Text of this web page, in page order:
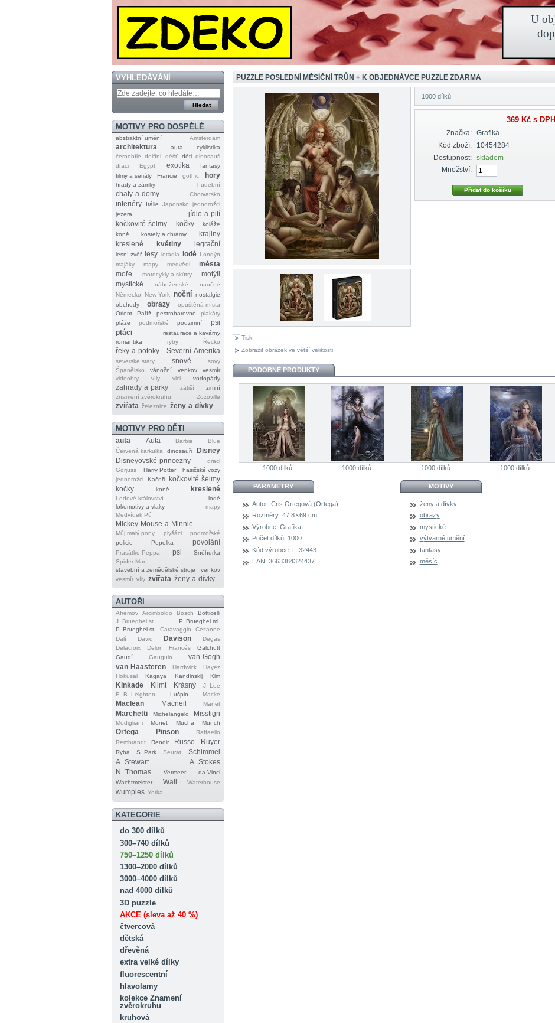
VYHLEDÁVÁNÍ
MOTIVY PRO DOSPĚLÉ
abstraktní umění Amsterdam
architektura auta
cyklistika
černobílé
delfíni déšť děti dinosauři
draci
Egypt exotika
fantasy
filmy a seriály
Francie gothic hory
hrady a zámky hudební
chaty a domy Chorvatsko
interiéry Itálie Japonsko
jednorožci
jezera
jídlo a pití
kočkovité šelmy
kočky
koláže
koně
kostely a chrámy
krajiny
kreslené
květiny legrační
lesní zvěř lesy letadla lodě Londýn
majáky
mapy medvědi
města
moře
motocykly a skútry
motýli
mystické
náboženské
naučné
Německo
New York noční nostalgie
obchody
obrazy
opuštěná místa
Orient
Paříž pestrobarevné
plakáty
pláže
podmořské podzimní
psi
ptáci
restaurace a kavárny
romantika
ryby Řecko
řeky a potoky Severní Amerika
severské státy snové
sovy
Španělsko
vánoční venkov
vesmír
videohry
víly vlci vodopády
zahrady a parky zátiší
zimní
znamení zvěrokruhu
Zozoville
zvířata železnice ženy a dívky
MOTIVY PRO DĚTI
auta Auta Barbie
Blue
Červená karkulka
dinosauři
Disney
Disneyovské princezny
draci
Gorjuss
Harry Potter
hasičské vozy
jednorožci
Kačeři
kočkovité šelmy
kočky
koně kreslené
Ledové království
lodě
lokomotivy a vlaky
mapy
Medvídek Pú
Mickey Mouse a Minnie
Můj malý pony plyšáci
podmořské
policie
Popelka povolání
Prasátko Peppa psi
Sněhurka
Spider‐Man
stavební a zemědělské stroje
venkov
vesmír víly zvířata ženy a dívky
AUTOŘI
Afremov Arcimboldo Bosch
Botticelli
J. Brueghel st.
P. Brueghel ml.
P. Brueghel st.
Caravaggio
Cézanne
Dalí
David Davison
Degas
Delacroix
Delon Francés
Galchutt
Gaudí
Gauguin
van Gogh
van Haasteren
Hardwick
Hayez
Hokusai
Kagaya Kandinskij Kim
Kinkade Klimt Krásný
J. Lee
E. B. Leighton
Lušpin Macke
Maclean Macneil Manet
Marchetti Michelangelo Misstigri
Modigliani Monet Mucha Munch
Ortega Pinson
Raffaello
Rembrandt
Renoir Russo Ruyer
Ryba S. Park Seurat
Schimmel
A. Stewart
A. Stokes
N. Thomas
Vermeer
da Vinci
Wachtmeister
Wall Waterhouse
wumples Yerka
KATEGORIE
do 300 dílků
300–740 dílků
750–1250 dílků
1300–2000 dílků
3000–4000 dílků
nad 4000 dílků
3D puzzle
AKCE (sleva až 40 %)
čtvercová
dětská
dřevěná
extra velké dílky
fluorescentní
hlavolamy
kolekce Znamení
zvěrokruhu
kruhová
PUZZLE POSLEDNÍ MĚSÍČNÍ TRŮN + K OBJEDNÁVCE PUZZLE ZDARMA
Tisk
Zobrazit obrázek ve větší velikosti
1000 dílků
369 Kčs DPH
Značka:
Grafika
Kód zboží:
10454284
Dostupnost:
skladem
Množství:
PODOBNÉ PRODUKTY
1000 dílků 1000 dílků 1000 dílků 1000 dílků
PARAMETRY
Autor: Cris Ortegová (Ortega)
Rozměry: 47,8 × 69 cm
Výrobce: Grafika
Počet dílků: 1000
Kód výrobce: F-32443
EAN: 3663384324437
MOTIVY
ženy a dívky
obrazy
mystické
výtvarné umění
fantasy
měsíc